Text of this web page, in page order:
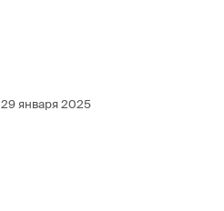
29 января 2025